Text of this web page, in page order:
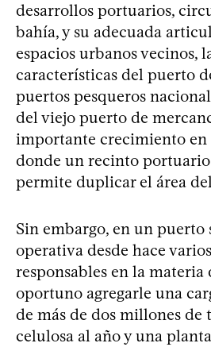
desarrollos portuarios,
bahía, y su adecuada
espacios urbanos vecinos,
características del puerto
puertos pesqueros
del viejo puerto de
importante crecimiento en
donde un recinto portuario
permite duplicar el área
Sin embargo, en un puerto
operativa desde hace
responsables en la
oportuno agregarle una
de más de dos millones de
celulosa al año y una